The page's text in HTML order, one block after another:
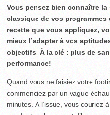
Vous pensez bien connaître la
classique de vos programmes
recette que vous appliquez,
mieux l’adapter à vos
objectifs. À la clé : plus de
performance!
Quand vous ne faisiez votre
commenciez par un vague
minutes. À l’issue, vous couriez